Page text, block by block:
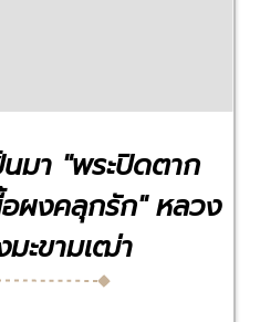
นมา "พระปิดตาก
ผงคลุกรัก" หลวง
ะขามเฒ่า